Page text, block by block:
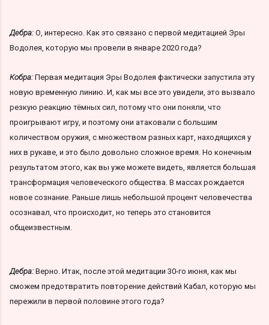
Дебра: О, интересно. Как это связано с первой медитацией Эры
Водолея, которую мы провели в январе 2020 года?
Кобра: Первая медитация Эры Водолея фактически запустила эту
новую временную линию. И, как мы все это увидели, это вызвало
резкую реакцию тёмных сил, потому что они поняли, что
проигрывают игру, и поэтому они атаковали с большим
количеством оружия, с множеством разных карт, находящихся у
них в рукаве, и это было довольно сложное время. Но конечным
результатом этого, как вы уже можете видеть, является большая
трансформация человеческого общества. В массах рождается
новое сознание. Раньше лишь небольшой процент человечества
осознавал, что происходит, но теперь это становится
общеизвестным.
Дебра: Верно. Итак, после этой медитации 30-го июня, как мы
сможем предотвратить повторение действий Кабал, которую мы
пережили в первой половине этого года?